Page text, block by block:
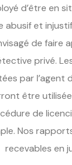
d’être en
abusif et
de faire
privé.
par l’agent
être
de
Nos
recevables en